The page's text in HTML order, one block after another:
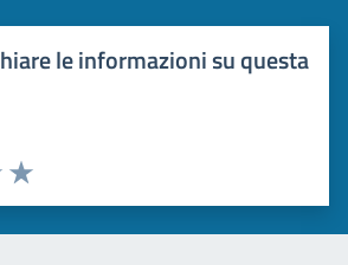
le informazioni su questa
Valuta 5 stelle su 5
4 stelle su 5
stelle su 5
su 5
5